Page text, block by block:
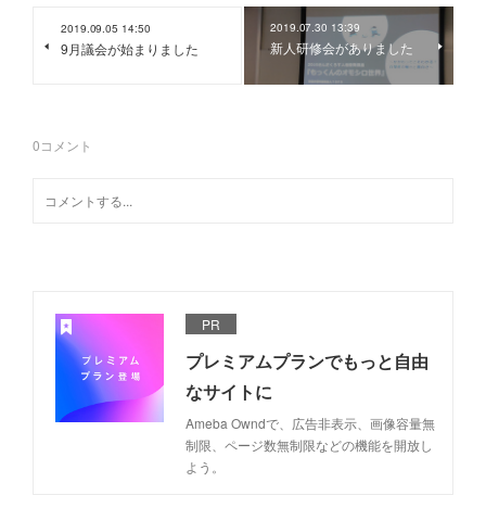
2019.09.05 14:50
9月議会が始まりました
2019.07.30 13:39
新人研修会がありました
0コメント
PR
プレミアムプランでもっと自由
なサイトに
Ameba Owndで、広告非表示、画像容量無
制限、ページ数無制限などの機能を開放し
よう。